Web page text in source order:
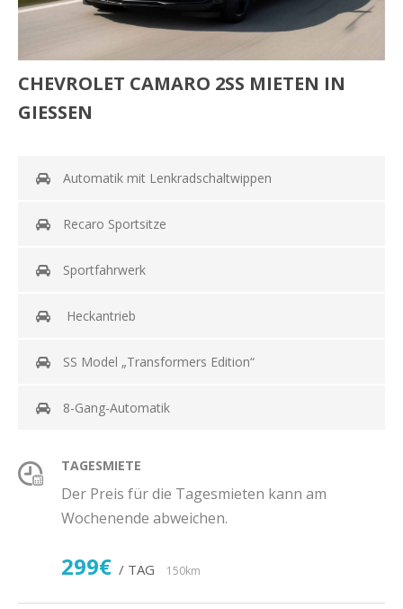
CHEVROLET CAMARO 2SS MIETEN IN
GIESSEN
Automatik mit Lenkradschaltwippen
Recaro Sportsitze
Sportfahrwerk
Heckantrieb
SS Model „Transformers Edition“
8-Gang-Automatik
TAGESMIETE
Der Preis für die Tagesmieten kann am
Wochenende abweichen.
299€ / TAG 150km